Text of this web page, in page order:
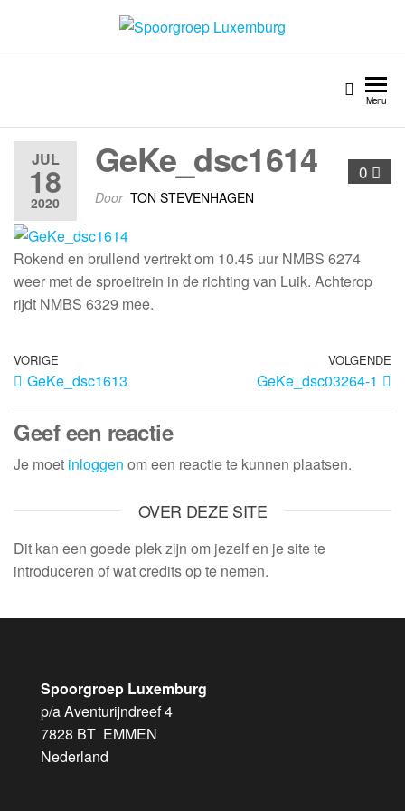
Spoorgroep Luxemburg
Menu
JUL
18
2020
0
GeKe_dsc1614
Door TON STEVENHAGEN
Rokend en brullend vertrekt om 10.45 uur NMBS 6274
weer met de sproeitrein in de richting van Luik. Achterop
rijdt NMBS 6329 mee.
VORIGE
GeKe_dsc1613
VOLGENDE
GeKe_dsc03264-1
Geef een reactie
Je moet inloggen om een reactie te kunnen plaatsen.
OVER DEZE SITE
Dit kan een goede plek zijn om jezelf en je site te
introduceren of wat credits op te nemen.
Spoorgroep Luxemburg
p/a Aventurijndreef 4
7828 BT EMMEN
Nederland